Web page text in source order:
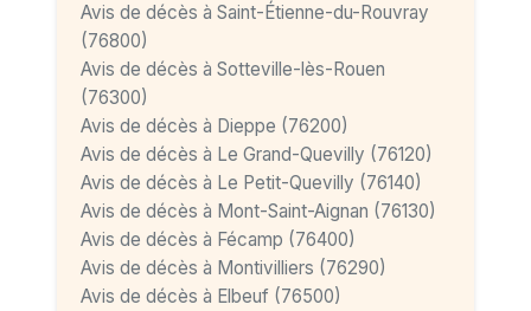
Avis de décès à Saint-Étienne-du-Rouvray
(76800)
Avis de décès à Sotteville-lès-Rouen
(76300)
Avis de décès à Dieppe (76200)
Avis de décès à Le Grand-Quevilly (76120)
Avis de décès à Le Petit-Quevilly (76140)
Avis de décès à Mont-Saint-Aignan (76130)
Avis de décès à Fécamp (76400)
Avis de décès à Montivilliers (76290)
Avis de décès à Elbeuf (76500)